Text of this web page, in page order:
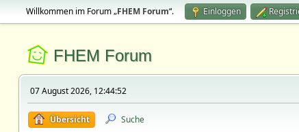
Willkommen im Forum „FHEM Forum“. Einloggen
FHEM Forum
07 August 2026, 12:44:52
Übersicht Suche